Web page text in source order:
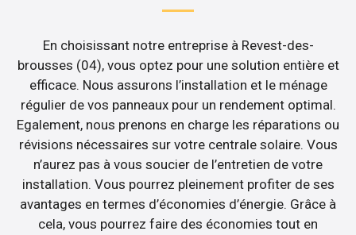
En choisissant notre entreprise à Revest-des-
brousses (04), vous optez pour une solution entière et
efficace. Nous assurons l’installation et le ménage
régulier de vos panneaux pour un rendement optimal.
Egalement, nous prenons en charge les réparations ou
révisions nécessaires sur votre centrale solaire. Vous
n’aurez pas à vous soucier de l’entretien de votre
installation. Vous pourrez pleinement profiter de ses
avantages en termes d’économies d’énergie. Grâce à
cela, vous pourrez faire des économies tout en